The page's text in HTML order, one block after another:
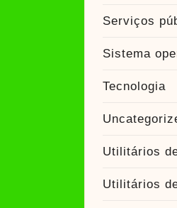
Serviços
Sistema
Tecnologia
Utilitários
Utilitários